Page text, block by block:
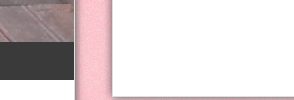
Boldog